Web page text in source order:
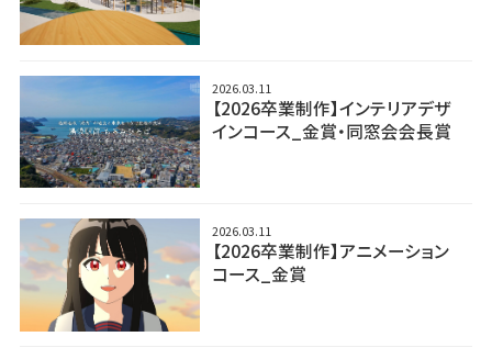
2026.03.11
【2026卒業制作】インテリアデザ
インコース_金賞・同窓会会長賞
2026.03.11
【2026卒業制作】アニメーション
コース_金賞